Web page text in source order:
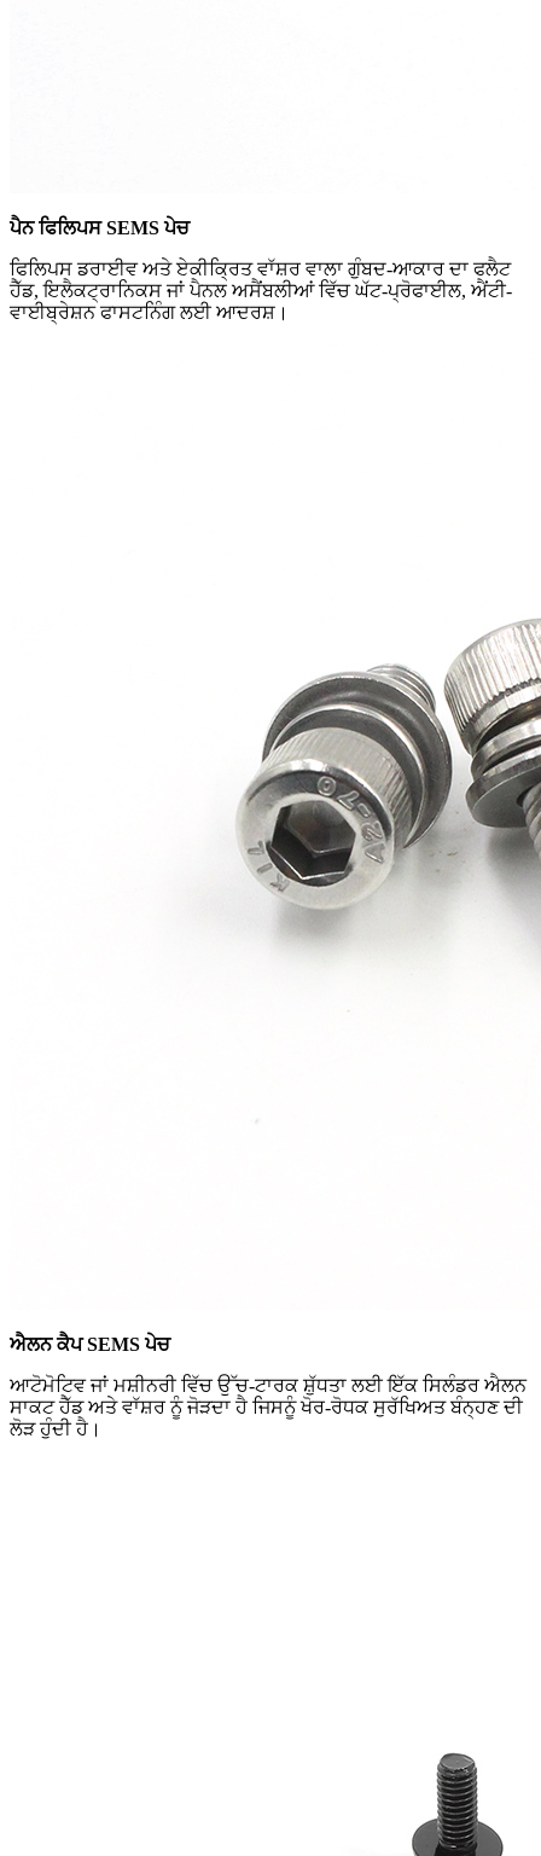
ਪੈਨ ਫਿਲਿਪਸ SEMS ਪੇਚ
ਫਿਲਿਪਸ ਡਰਾਈਵ ਅਤੇ ਏਕੀਕ੍ਰਿਤ ਵਾੱਸ਼ਰ ਵਾਲਾ ਗੁੰਬਦ-ਆਕਾਰ ਦਾ ਫਲੈਟ
ਹੈੱਡ, ਇਲੈਕਟ੍ਰਾਨਿਕਸ ਜਾਂ ਪੈਨਲ ਅਸੈਂਬਲੀਆਂ ਵਿੱਚ ਘੱਟ-ਪ੍ਰੋਫਾਈਲ, ਐਂਟੀ-
ਵਾਈਬ੍ਰੇਸ਼ਨ ਫਾਸਟਨਿੰਗ ਲਈ ਆਦਰਸ਼।
ਐਲਨ ਕੈਪ SEMS ਪੇਚ
ਆਟੋਮੋਟਿਵ ਜਾਂ ਮਸ਼ੀਨਰੀ ਵਿੱਚ ਉੱਚ-ਟਾਰਕ ਸ਼ੁੱਧਤਾ ਲਈ ਇੱਕ ਸਿਲੰਡਰ ਐਲਨ
ਸਾਕਟ ਹੈੱਡ ਅਤੇ ਵਾੱਸ਼ਰ ਨੂੰ ਜੋੜਦਾ ਹੈ ਜਿਸਨੂੰ ਖੋਰ-ਰੋਧਕ ਸੁਰੱਖਿਅਤ ਬੰਨ੍ਹਣ ਦੀ
ਲੋੜ ਹੁੰਦੀ ਹੈ।